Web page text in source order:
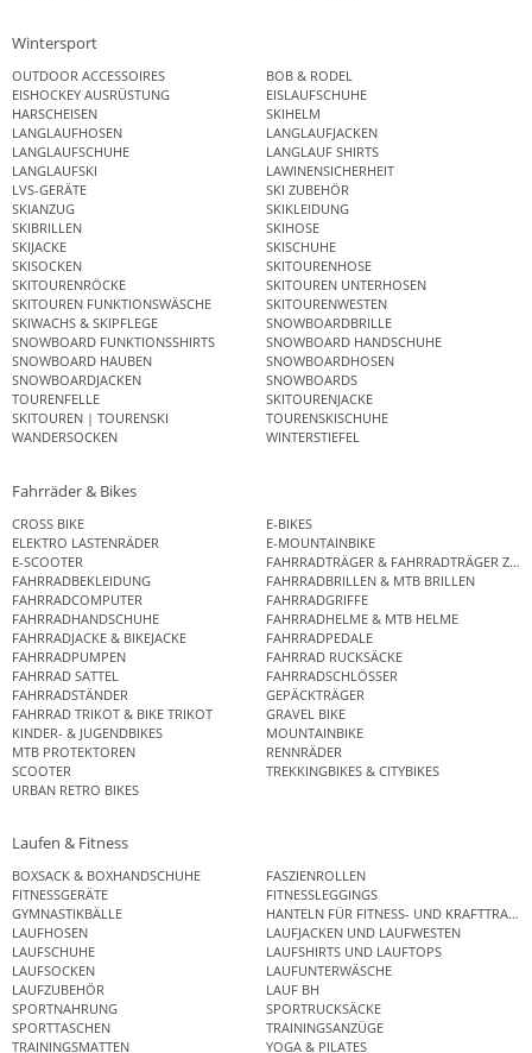
Wintersport
OUTDOOR ACCESSOIRES
BOB & RODEL
EISHOCKEY AUSRÜSTUNG
EISLAUFSCHUHE
HARSCHEISEN
SKIHELM
LANGLAUFHOSEN
LANGLAUFJACKEN
LANGLAUFSCHUHE
LANGLAUF SHIRTS
LANGLAUFSKI
LAWINENSICHERHEIT
LVS-GERÄTE
SKI ZUBEHÖR
SKIANZUG
SKIKLEIDUNG
SKIBRILLEN
SKIHOSE
SKIJACKE
SKISCHUHE
SKISOCKEN
SKITOURENHOSE
SKITOURENRÖCKE
SKITOUREN UNTERHOSEN
SKITOUREN FUNKTIONSWÄSCHE
SKITOURENWESTEN
SKIWACHS & SKIPFLEGE
SNOWBOARDBRILLE
SNOWBOARD FUNKTIONSSHIRTS
SNOWBOARD HANDSCHUHE
SNOWBOARD HAUBEN
SNOWBOARDHOSEN
SNOWBOARDJACKEN
SNOWBOARDS
TOURENFELLE
SKITOURENJACKE
SKITOUREN | TOURENSKI
TOURENSKISCHUHE
WANDERSOCKEN
WINTERSTIEFEL
Fahrräder & Bikes
CROSS BIKE
E-BIKES
ELEKTRO LASTENRÄDER
E-MOUNTAINBIKE
E-SCOOTER
FAHRRADTRÄGER & FAHRRADTRÄGER
FAHRRADBEKLEIDUNG
FAHRRADBRILLEN & MTB BRILLEN
FAHRRADCOMPUTER
FAHRRADGRIFFE
FAHRRADHANDSCHUHE
FAHRRADHELME & MTB HELME
FAHRRADJACKE & BIKEJACKE
FAHRRADPEDALE
FAHRRADPUMPEN
FAHRRAD RUCKSÄCKE
FAHRRAD SATTEL
FAHRRADSCHLÖSSER
FAHRRADSTÄNDER
GEPÄCKTRÄGER
FAHRRAD TRIKOT & BIKE TRIKOT
GRAVEL BIKE
KINDER- & JUGENDBIKES
MOUNTAINBIKE
MTB PROTEKTOREN
RENNRÄDER
SCOOTER
TREKKINGBIKES & CITYBIKES
URBAN RETRO BIKES
Laufen & Fitness
BOXSACK & BOXHANDSCHUHE
FASZIENROLLEN
FITNESSGERÄTE
FITNESSLEGGINGS
GYMNASTIKBÄLLE
HANTELN FÜR FITNESS- UND
LAUFHOSEN
LAUFJACKEN UND LAUFWESTEN
LAUFSCHUHE
LAUFSHIRTS UND LAUFTOPS
LAUFSOCKEN
LAUFUNTERWÄSCHE
LAUFZUBEHÖR
LAUF BH
SPORTNAHRUNG
SPORTRUCKSÄCKE
SPORTTASCHEN
TRAININGSANZÜGE
TRAININGSMATTEN
YOGA & PILATES